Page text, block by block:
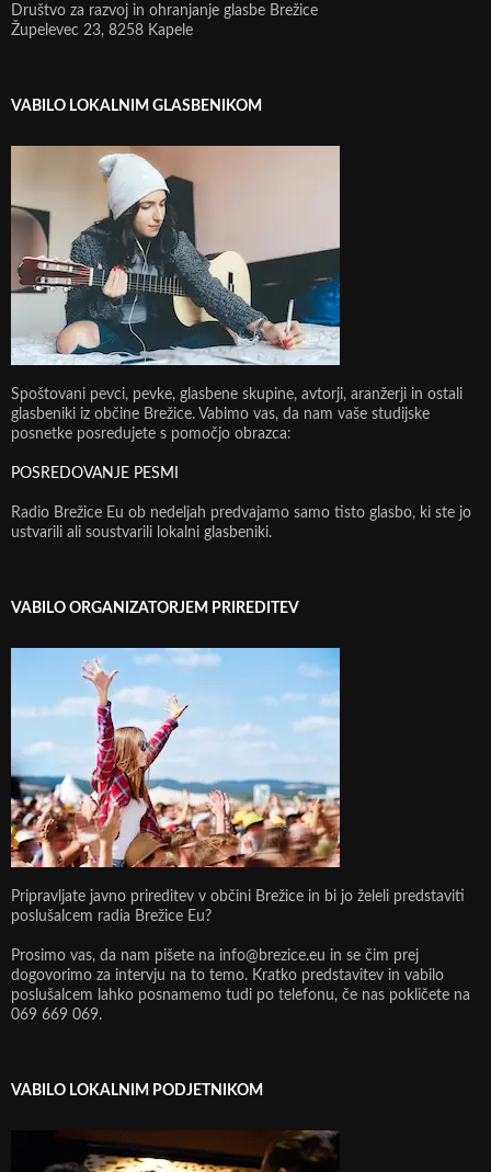
Društvo za razvoj in ohranjanje glasbe Brežice
Župelevec 23, 8258 Kapele
VABILO LOKALNIM GLASBENIKOM
Spoštovani pevci, pevke, glasbene skupine, avtorji, aranžerji in ostali
glasbeniki iz občine Brežice. Vabimo vas, da nam vaše studijske
posnetke posredujete s pomočjo obrazca:
POSREDOVANJE PESMI
Radio Brežice Eu ob nedeljah predvajamo samo tisto glasbo, ki ste jo
ustvarili ali soustvarili lokalni glasbeniki.
VABILO ORGANIZATORJEM PRIREDITEV
Pripravljate javno prireditev v občini Brežice in bi jo želeli predstaviti
poslušalcem radia Brežice Eu?
Prosimo vas, da nam pišete na info@brezice.eu in se čim prej
dogovorimo za intervju na to temo. Kratko predstavitev in vabilo
poslušalcem lahko posnamemo tudi po telefonu, če nas pokličete na
069 669 069.
VABILO LOKALNIM PODJETNIKOM